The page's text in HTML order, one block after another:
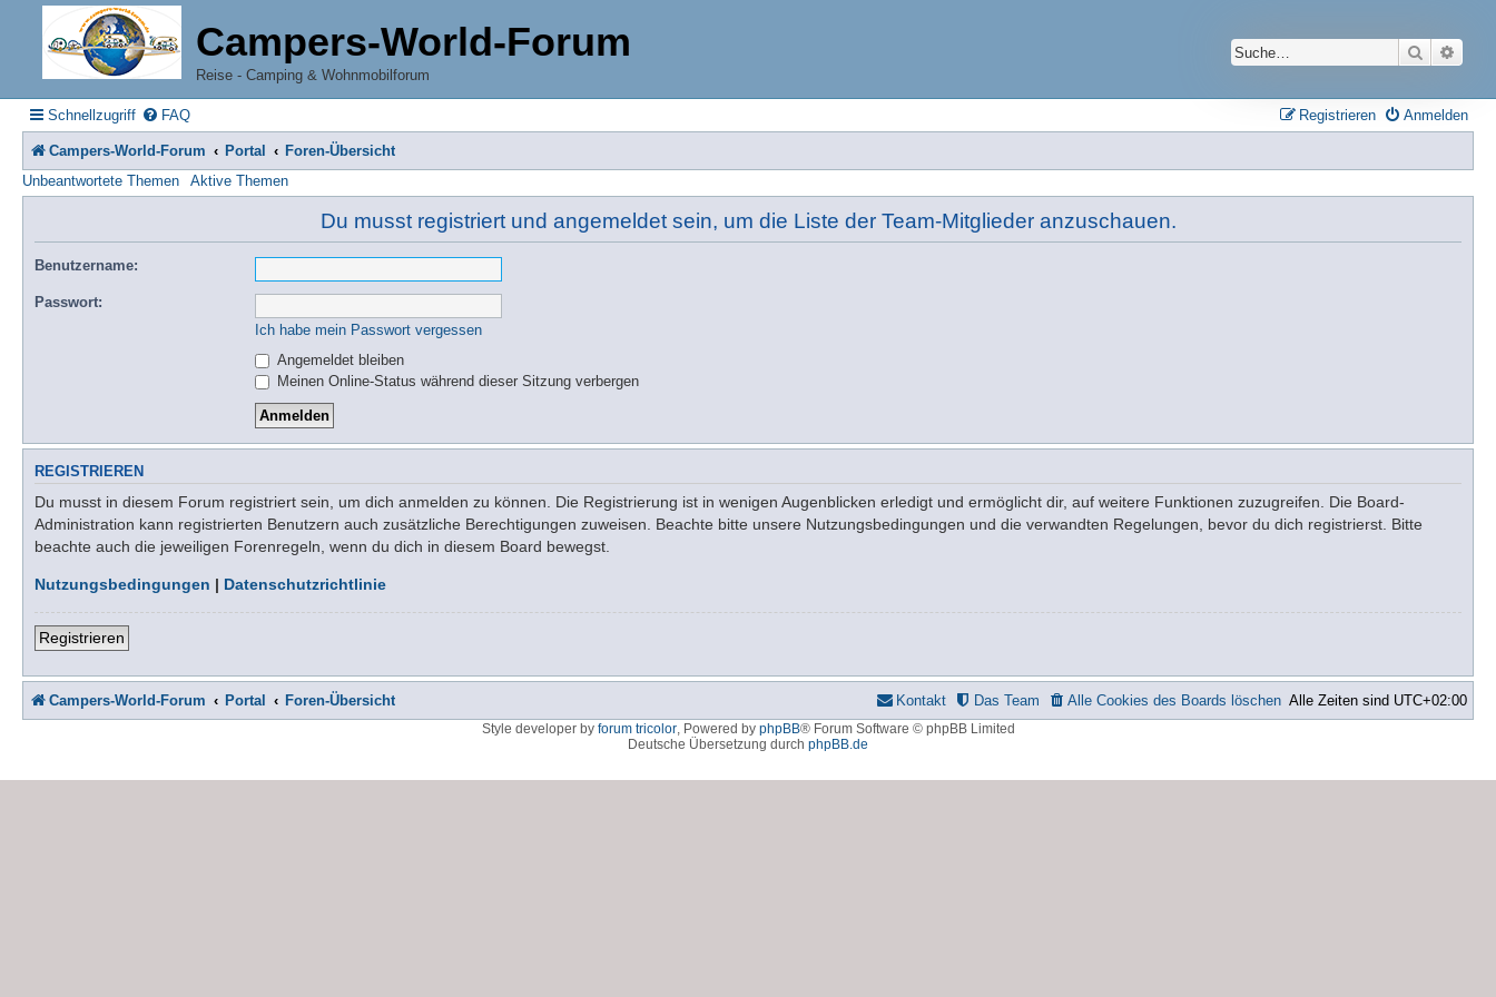
Campers-World-Forum
Reise - Camping & Wohnmobilforum
Suche
Schnellzugriff FAQ Anmelden
Registrieren
Campers-World-Forum Portal
Foren-Übersicht
Unbeantwortete Themen
Aktive Themen
Du musst registriert und angemeldet sein, um die Liste der Team-Mitglieder anzuschauen.
Benutzername:
Passwort:
Ich habe mein Passwort vergessen
Angemeldet bleiben
Meinen Online-Status während dieser Sitzung verbergen
REGISTRIEREN
Du musst in diesem Forum registriert sein, um dich anmelden zu können. Die Registrierung ist in wenigen Augenblicken erledigt und ermöglicht dir, auf weitere Funktionen zuzugreifen. Die Board-
Administration kann registrierten Benutzern auch zusätzliche Berechtigungen zuweisen. Beachte bitte unsere Nutzungsbedingungen und die verwandten Regelungen, bevor du dich registrierst. Bitte
beachte auch die jeweiligen Forenregeln, wenn du dich in diesem Board bewegst.
Nutzungsbedingungen | Datenschutzrichtlinie
Registrieren
Campers-World-Forum Portal Foren-Übersicht Alle Zeiten sind UTC+02:00
Alle Cookies des Boards löschen
Das Team
Kontakt
Style developer by forum tricolor, Powered by phpBB® Forum Software © phpBB Limited
Deutsche Übersetzung durch phpBB.de